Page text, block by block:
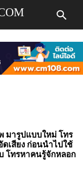
มารูปแบบใหม่ โทร
เสียง ก่อนนำไปใช้
โทรหาคนรู้จักหลอก